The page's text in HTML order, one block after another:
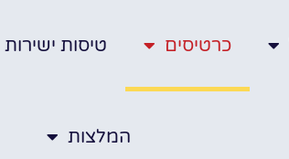
כרטיסים טיסות ישירות
המלצות